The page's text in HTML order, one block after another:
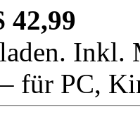
42,99
Inkl.
für PC,